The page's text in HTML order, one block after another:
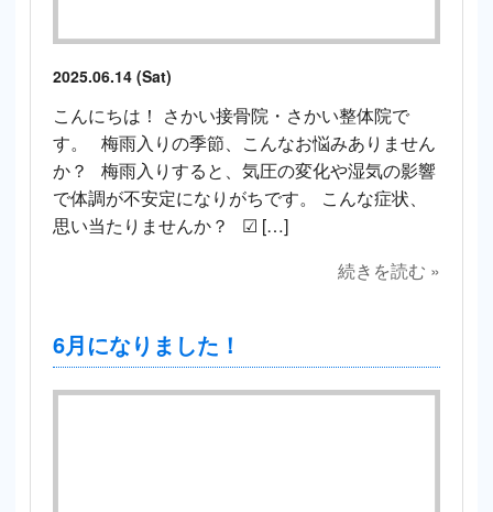
2025.06.14 (Sat)
こんにちは！ さかい接骨院・さかい整体院で
す。 梅雨入りの季節、こんなお悩みありません
か？ 梅雨入りすると、気圧の変化や湿気の影響
で体調が不安定になりがちです。 こんな症状、
思い当たりませんか？ ☑ […]
続きを読む »
6月になりました！